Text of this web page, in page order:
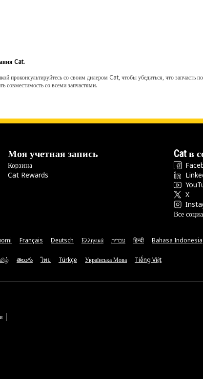
Cat.
со своим дилером Cat, чтобы убедиться, что запчасть
совместимость со всеми запчастями.
Моя учетная запись
Корзина
Cat Rewards
Cat в
X
Все
Français Deutsch Ελληνικά עברית हिन्दी Bahasa Indonesia
తెలుగు ไทย Türkçe Українська Мова Tiếng Việt